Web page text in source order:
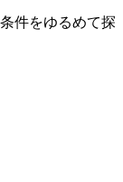
件をゆるめて探